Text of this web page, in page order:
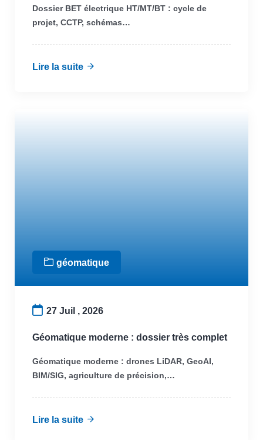
Dossier BET électrique HT/MT/BT : cycle de
projet, CCTP, schémas…
Lire la suite
géomatique
27 Juil , 2026
Géomatique moderne : dossier très complet
Géomatique moderne : drones LiDAR, GeoAI,
BIM/SIG, agriculture de précision,…
Lire la suite